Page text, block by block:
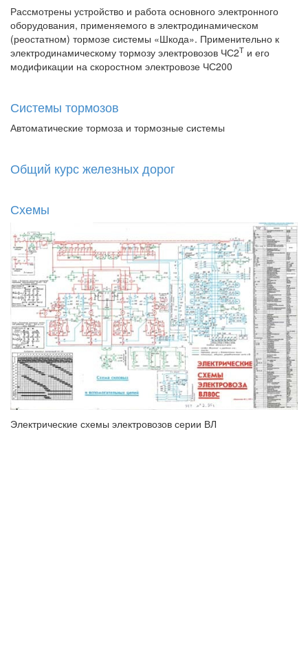
Рассмотрены устройство и работа основного электронного
оборудования, применяемого в электродинамическом
(реостатном) тормозе системы «Шкода». Применительно к
электродинамическому тормозу электровозов ЧС2Т и его
модификации на скоростном электровозе ЧС200
Системы тормозов
Автоматические тормоза и тормозные системы
Общий курс железных дорог
Схемы
Электрические схемы электровозов серии ВЛ